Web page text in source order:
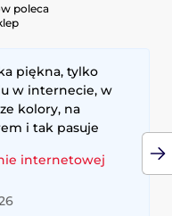
poleca
piękna, tylko
w internecie, w
kolory, na
i tak pasuje
internetowej